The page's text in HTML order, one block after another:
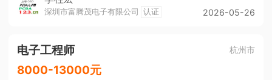
深圳市富腾茂电子有限公司 认证 2026-05-26
电子工程师 杭州市
8000-13000元